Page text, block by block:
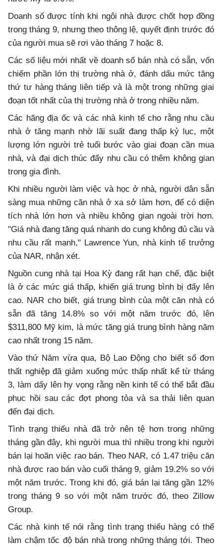
Doanh số được tính khi ngôi nhà được chốt hợp đồng
trong tháng 9, nhưng theo thông lệ, quyết định trước đó
của người mua sẽ rơi vào tháng 7 hoặc 8.
Các số liệu mới nhất về doanh số bán nhà có sẵn, vốn
chiếm phần lớn thị trường nhà ở, đánh dấu mức tăng
thứ tư hàng tháng liên tiếp và là một trong những giai
đoạn tốt nhất của thị trường nhà ở trong nhiều năm.
Các hãng địa ốc và các nhà kinh tế cho rằng nhu cầu
nhà ở tăng mạnh nhờ lãi suất đang thấp kỷ lục, một
lượng lớn người trẻ tuổi bước vào giai đoạn cần mua
nhà, và đại dịch thúc đẩy nhu cầu có thêm không gian
trong gia đình.
Khi nhiều người làm việc và học ở nhà, người dân sẵn
sàng mua những căn nhà ở xa sở làm hơn, để có diện
tích nhà lớn hơn và nhiều không gian ngoài trời hơn.
"Giá nhà đang tăng quá nhanh do cung không đủ cầu và
nhu cầu rất mạnh," Lawrence Yun, nhà kinh tế trưởng
của NAR, nhận xét.
Nguồn cung nhà tại Hoa Kỳ đang rất hạn chế, đặc biệt
là ở các mức giá thấp, khiến giá trung bình bị đẩy lên
cao. NAR cho biết, giá trung bình của một căn nhà có
sẵn đã tăng 14.8% so với một năm trước đó, lên
$311,800 Mỹ kim, là mức tăng giá trung bình hàng năm
cao nhất trong 15 năm.
Vào thứ Năm vừa qua, Bộ Lao Động cho biết số đơn
thất nghiệp đã giảm xuống mức thấp nhất kể từ tháng
3, làm dấy lên hy vọng rằng nền kinh tế có thể bắt đầu
phục hồi sau các đợt phong tỏa và sa thải liên quan
đến đại dịch.
Tình trạng thiếu nhà đã trở nên tệ hơn trong những
tháng gần đây, khi người mua thì nhiều trong khi người
bán lại hoãn việc rao bán. Theo NAR, có 1.47 triệu căn
nhà được rao bán vào cuối tháng 9, giảm 19.2% so với
một năm trước. Trong khi đó, giá bán lại tăng gần 12%
trong tháng 9 so với một năm trước đó, theo Zillow
Group.
Các nhà kinh tế nói rằng tình trạng thiếu hàng có thể
làm chậm tốc độ bán nhà trong những tháng tới. Theo